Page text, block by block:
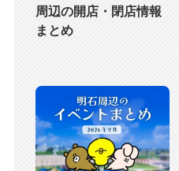
周辺の開店・閉店情報
まとめ